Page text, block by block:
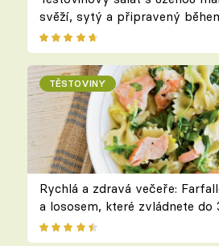
svěží, sytý a připravený
TĚSTOVINY
Rychlá a zdravá večeře:
a lososem, které zvládnete do